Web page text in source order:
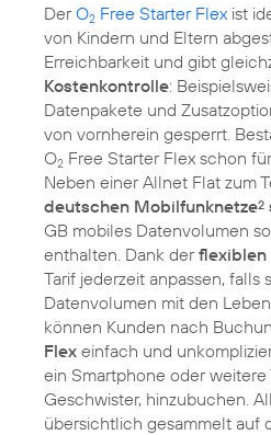
DerO2 Free Starter Flex ist
von Kindern und Eltern
Erreichbarkeit und gibt
Kostenkontrolle:
Datenpakete und
von vornherein gesperrt.
O2 Free Starter Flex schon
Neben einer Allnet Flat zum
deutschen Mobilfunknetze2
GB mobiles Datenvolumen
enthalten. Dank derflexiblen
Tarif jederzeit anpassen,
Datenvolumen mit den
können Kunden nach
Flex einfach und
ein Smartphone oder weitere
Geschwister, hinzubuchen.
übersichtlich gesammelt auf